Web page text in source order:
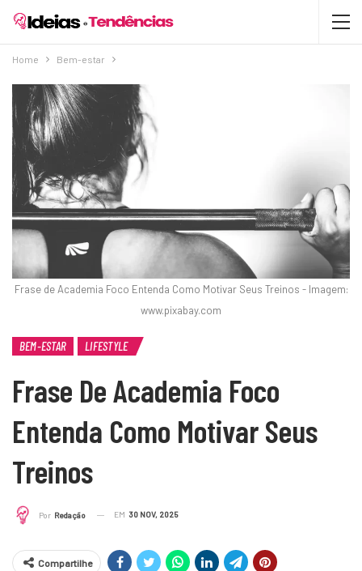
Home Bem-estar
Frase de Academia Foco Entenda Como Motivar Seus Treinos - Imagem:
www.pixabay.com
BEM-ESTAR LIFESTYLE
Frase De Academia Foco
Entenda Como Motivar Seus
Treinos
Por Redação EM 30 NOV, 2025
Compartilhe